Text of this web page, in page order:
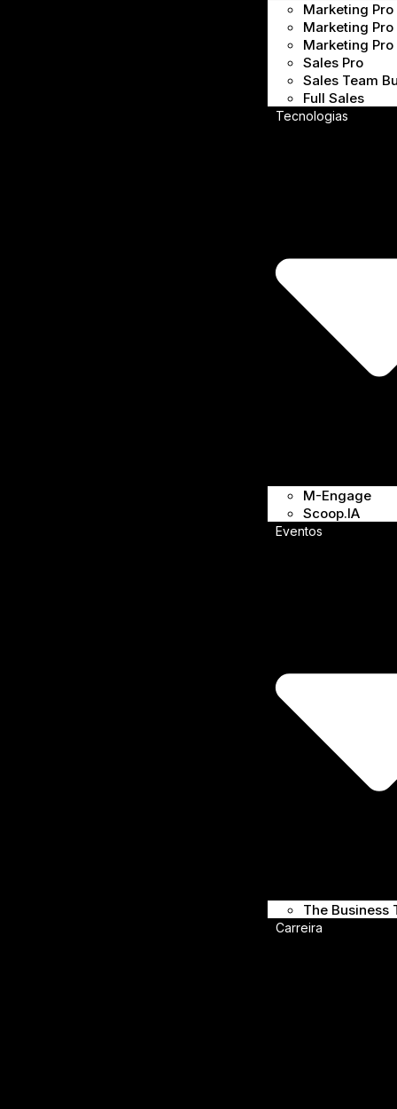
Marketing Pro
Marketing Pro
Marketing Pro
Sales Pro
Sales Team
Full Sales
Tecnologias
M-Engage
Scoop.IA
Eventos
The Business
Carreira